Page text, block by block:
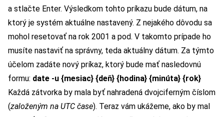
a stlačte Enter. Výsledkom tohto príkazu bude dátum, na
ktorý je systém aktuálne nastavený. Z nejakého dôvodu sa
mohol resetovať na rok 2001 a pod. V takomto prípade ho
musíte nastaviť na správny, teda aktuálny dátum. Za týmto
účelom zadáte nový príkaz, ktorý bude mať nasledovnú
formu: date -u {mesiac} {deň} {hodina} {minúta} {rok}
Každá zátvorka by mala byť nahradená dvojciferným číslom
(založeným na UTC čase). Teraz vám ukážeme, ako by mal